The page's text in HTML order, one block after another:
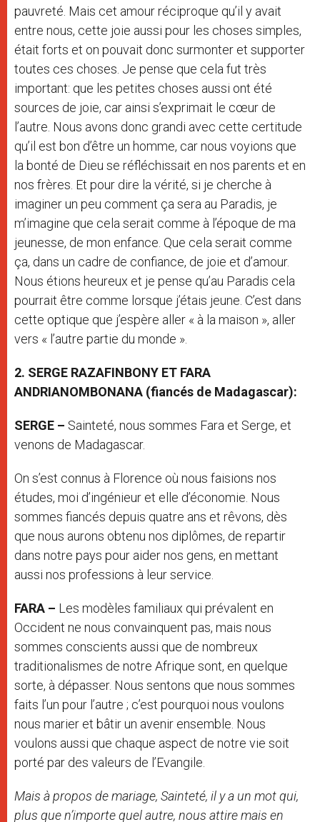
pauvreté. Mais cet amour réciproque qu’il y avait
entre nous, cette joie aussi pour les choses simples,
était forts et on pouvait donc surmonter et supporter
toutes ces choses. Je pense que cela fut très
important: que les petites choses aussi ont été
sources de joie, car ainsi s’exprimait le cœur de
l’autre. Nous avons donc grandi avec cette certitude
qu’il est bon d’être un homme, car nous voyions que
la bonté de Dieu se réfléchissait en nos parents et en
nos frères. Et pour dire la vérité, si je cherche à
imaginer un peu comment ça sera au Paradis, je
m’imagine que cela serait comme à l’époque de ma
jeunesse, de mon enfance. Que cela serait comme
ça, dans un cadre de confiance, de joie et d’amour.
Nous étions heureux et je pense qu’au Paradis cela
pourrait être comme lorsque j’étais jeune. C’est dans
cette optique que j’espère aller « à la maison », aller
vers « l’autre partie du monde ».
2. SERGE RAZAFINBONY ET FARA
ANDRIANOMBONANA (fiancés de Madagascar):
SERGE – Sainteté, nous sommes Fara et Serge, et
venons de Madagascar.
On s’est connus à Florence où nous faisions nos
études, moi d’ingénieur et elle d’économie. Nous
sommes fiancés depuis quatre ans et rêvons, dès
que nous aurons obtenu nos diplômes, de repartir
dans notre pays pour aider nos gens, en mettant
aussi nos professions à leur service.
FARA – Les modèles familiaux qui prévalent en
Occident ne nous convainquent pas, mais nous
sommes conscients aussi que de nombreux
traditionalismes de notre Afrique sont, en quelque
sorte, à dépasser. Nous sentons que nous sommes
faits l’un pour l’autre ; c’est pourquoi nous voulons
nous marier et bâtir un avenir ensemble. Nous
voulons aussi que chaque aspect de notre vie soit
porté par des valeurs de l’Evangile.
Mais à propos de mariage, Sainteté, il y a un mot qui,
plus que n’importe quel autre, nous attire mais en